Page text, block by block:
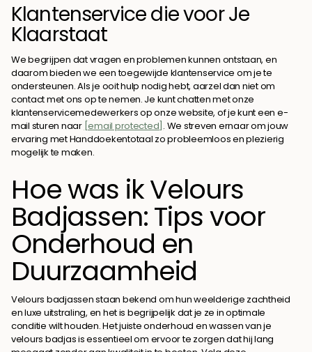
Klantenservice die voor Je
Klaarstaat
We begrijpen dat vragen en problemen kunnen ontstaan, en
daarom bieden we een toegewijde klantenservice om je te
ondersteunen. Als je ooit hulp nodig hebt, aarzel dan niet om
contact met ons op te nemen. Je kunt chatten met onze
klantenservicemedewerkers op onze website, of je kunt een e-
mail sturen naar [email protected] . We streven ernaar om jouw
ervaring met Handdoekentotaal zo probleemloos en plezierig
mogelijk te maken.
Hoe was ik Velours
Badjassen: Tips voor
Onderhoud en
Duurzaamheid
Velours badjassen staan bekend om hun weelderige zachtheid
en luxe uitstraling, en het is begrijpelijk dat je ze in optimale
conditie wilt houden. Het juiste onderhoud en wassen van je
velours badjas is essentieel om ervoor te zorgen dat hij lang